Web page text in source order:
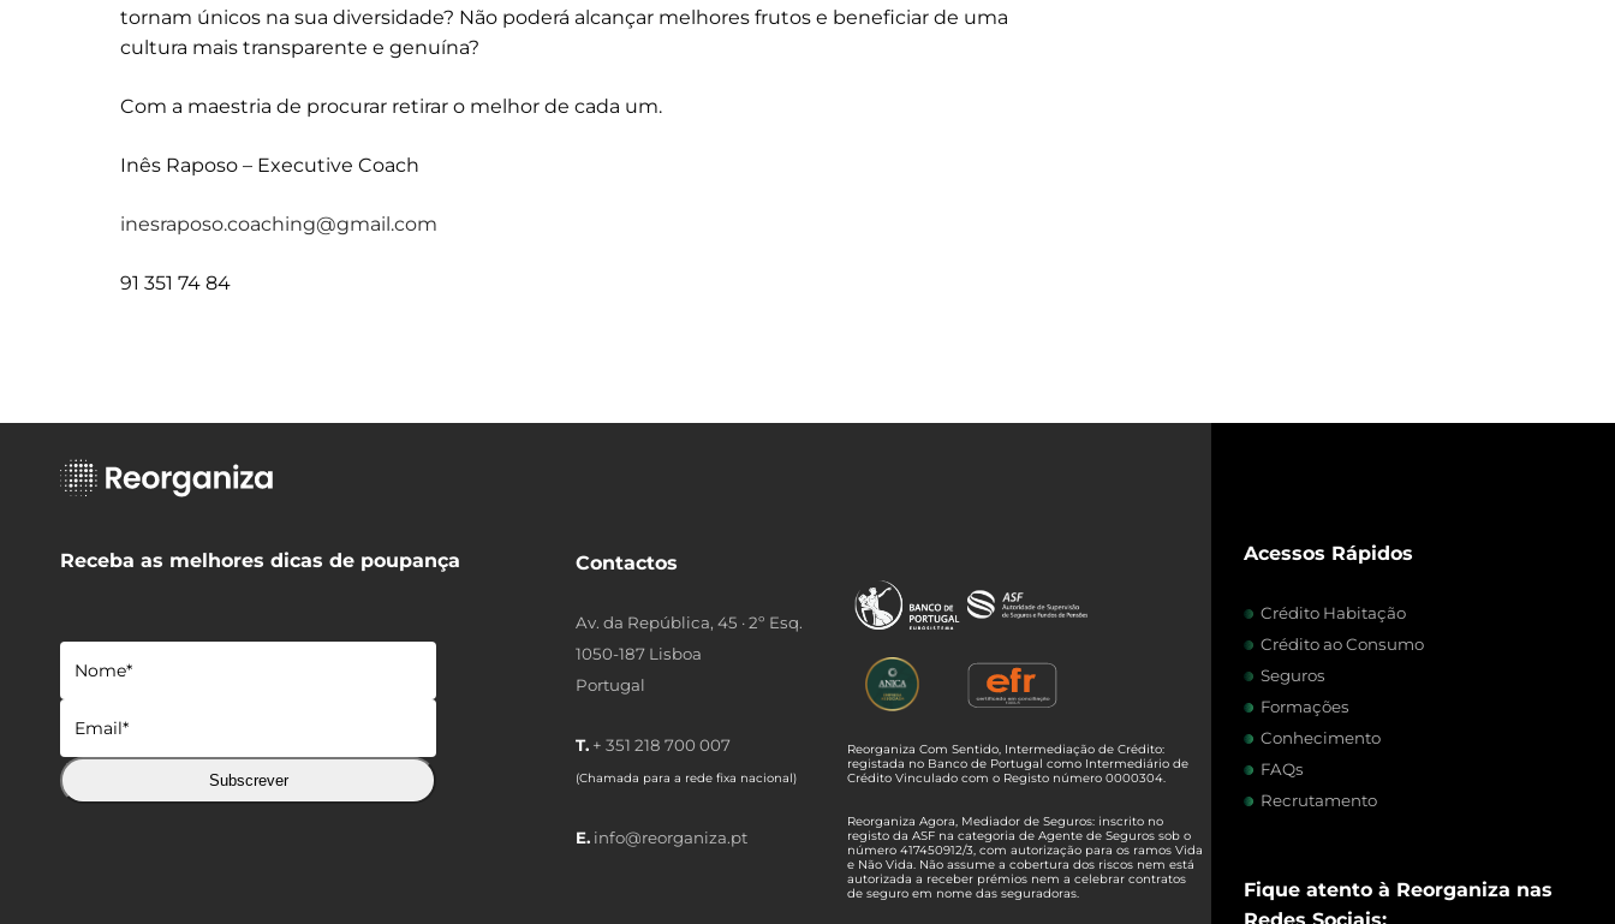
tornam únicos na sua diversidade? Não poderá alcançar melhores frutos e beneficiar de uma
cultura mais transparente e genuína?
Com a maestria de procurar retirar o melhor de cada um.
Inês Raposo – Executive Coach
inesraposo.coaching@gmail.com
91 351 74 84
Receba as melhores dicas de poupança
Subscrever
Contactos
Av. da República, 45 · 2º Esq.
1050-187 Lisboa
Portugal
T. + 351 218 700 007
(Chamada para a rede fixa nacional)
E. info@reorganiza.pt
Reorganiza Com Sentido, Intermediação de Crédito:
registada no Banco de Portugal como Intermediário de
Crédito Vinculado com o Registo número 0000304.
Reorganiza Agora, Mediador de Seguros: inscrito no
registo da ASF na categoria de Agente de Seguros sob o
número 417450912/3, com autorização para os ramos Vida
e Não Vida. Não assume a cobertura dos riscos nem está
autorizada a receber prémios nem a celebrar contratos
de seguro em nome das seguradoras.
Acessos Rápidos
Crédito Habitação
Crédito ao Consumo
Seguros
Formações
Conhecimento
FAQs
Recrutamento
Fique atento à Reorganiza nas